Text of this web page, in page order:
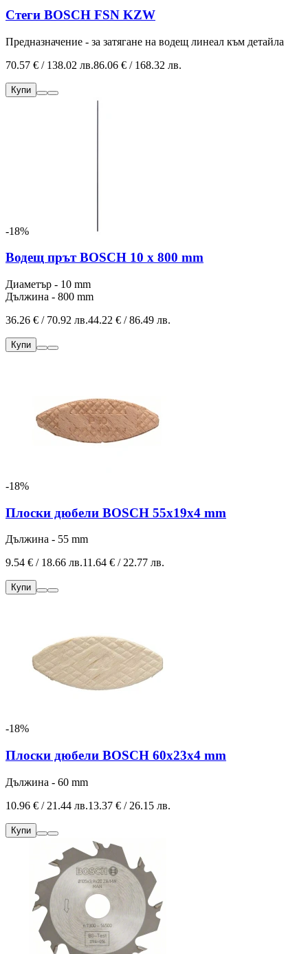
Стеги BOSCH FSN KZW
Предназначение - за затягане на водещ линеал към детайла
70.57 € / 138.02 лв.86.06 € / 168.32 лв.
Купи
-18%
Водещ прът BOSCH 10 x 800 mm
Диаметър - 10 mm
Дължина - 800 mm
36.26 € / 70.92 лв.44.22 € / 86.49 лв.
Купи
-18%
Плоски дюбели BOSCH 55x19x4 mm
Дължина - 55 mm
9.54 € / 18.66 лв.11.64 € / 22.77 лв.
Купи
-18%
Плоски дюбели BOSCH 60x23x4 mm
Дължина - 60 mm
10.96 € / 21.44 лв.13.37 € / 26.15 лв.
Купи